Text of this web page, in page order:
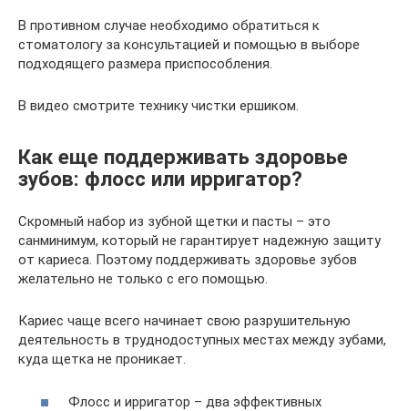
В противном случае необходимо обратиться к
стоматологу за консультацией и помощью в выборе
подходящего размера приспособления.
В видео смотрите технику чистки ершиком.
Как еще поддерживать здоровье
зубов: флосс или ирригатор?
Скромный набор из зубной щетки и пасты – это
санминимум, который не гарантирует надежную защиту
от кариеса. Поэтому поддерживать здоровье зубов
желательно не только с его помощью.
Кариес чаще всего начинает свою разрушительную
деятельность в труднодоступных местах между зубами,
куда щетка не проникает.
Флосс и ирригатор – два эффективных